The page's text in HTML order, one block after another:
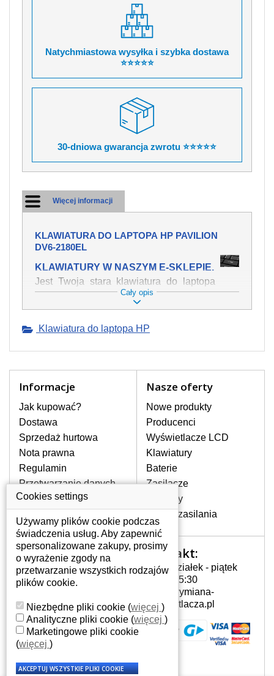
Natychmiastowa wysyłka i szybka dostawa
⭐⭐⭐⭐⭐
30-dniowa gwarancja zwrotu ⭐⭐⭐⭐⭐
Więcej informacji
KLAWIATURA DO LAPTOPA HP PAVILION
DV6-2180EL
KLAWIATURY W NASZYM E-SKLEPIE.
Jest Twoja stara klawiatura do laptopa
HP Pavilion dv6-2180el mechanicznie
uszkodzona, polałeś ją płynem, który
swojej pozycji? Kup nową klawiaturę,
Oferujemy oryginalne klawiatury w
stronie internetowej ją znajdziesz za
pomocy wyszukiwarki. Wystarczy znać
model laptopa. Przy każdej klawiaturze
nie może brakować szczególowe zdjęcie
do aktualnego stanu naszego magazynu.
W JAKI SPOSÓB MOŻE SIĘ
PRZEJAWIAĆ USTERKA
Częstymi objawami są pomijanie liter
czy wyświetlanie innych liter oraz
dublowanie tych samych znaków. W
przypadku podlicia klawisze nie
powrócą do pierwotnej pozycji. Albo
też uszkodzenie mechaniczne, np.
JAK TO DZIAŁA?
Klawiatura składa się z kilku
warstw folii, z których przewodzą
przewodzące warstwy.
Cały opis
Klawiatura do laptopa HP
Informacje
Jak kupować?
Dostawa
Sprzedaż hurtowa
Nota prawna
Regulamin
Przetwarzanie danych
osobowych
Gdzie nas znajdziesz
Nasze oferty
Nowe produkty
Producenci
Wyświetlacze LCD
Klawiatury
Baterie
Zasilacze
Zawiasy
Złącza zasilania
Twoje konto
Twoje konto
Dane osobowe
Adresy
Historia zamówień
Kontakt:
Poniedziałek - piątek
7:00 - 15:30
info@wymiana-
wyswietlacza.pl
Cookies settings
Używamy plików cookie podczas
świadczenia usług. Aby zapewnić
spersonalizowane zakupy, prosimy
o wyrażenie zgody na
przetwarzanie wszystkich rodzajów
plików cookie.
Niezbędne pliki cookie (więcej )
Analityczne pliki cookie (więcej )
Marketingowe pliki cookie
(więcej )